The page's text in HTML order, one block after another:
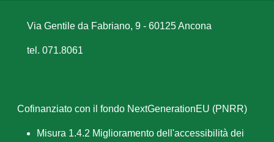
Via Gentile da Fabriano, 9 - 60125 Ancona
tel. 071.8061
Cofinanziato con il fondo NextGenerationEU (PNRR)
Misura 1.4.2 Miglioramento dell'accessibilità dei